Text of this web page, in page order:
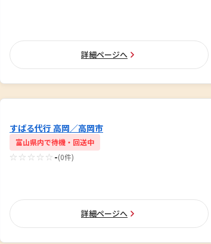
詳細ページへ
すばる代行 高岡／高岡市
富山県内で待機・回送中
☆☆☆☆☆ -(0件)
詳細ページへ